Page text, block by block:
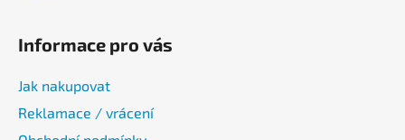
Informace pro vás
Jak nakupovat
Reklamace / vrácení